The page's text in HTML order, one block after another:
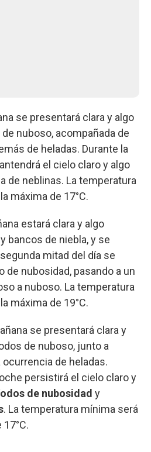
se presentará clara y algo
nuboso, acompañada de
de heladas. Durante la
el cielo claro y algo
de neblinas. La temperatura
máxima de 17°C.
estará clara y algo
bancos de niebla, y se
mitad del día se
de nubosidad, pasando a un
a nuboso. La temperatura
máxima de 19°C.
se presentará clara y
de nuboso, junto a
de heladas.
persistirá el cielo claro y
de nubosidad y
. La temperatura mínima será